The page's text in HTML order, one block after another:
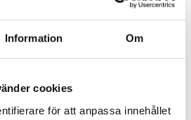
Information Om
cookies
för att anpassa innehållet
Mer information